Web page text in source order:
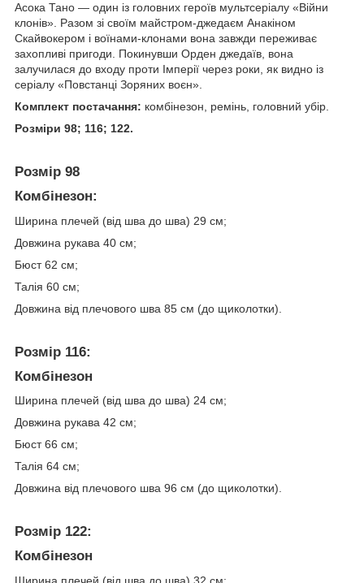
Асока Тано — один із головних героїв мультсеріалу «Війни
клонів». Разом зі своїм майстром-джедаєм Анакіном
Скайвокером і воїнами-клонами вона завжди переживає
захопливі пригоди. Покинувши Орден джедаїв, вона
залучилася до входу проти Імперії через роки, як видно із
серіалу «Повстанці Зоряних воєн».
Комплект постачання: комбінезон, ремінь, головний убір.
Розміри 98; 116; 122.
Розмір 98
Комбінезон:
Ширина плечей (від шва до шва) 29 см;
Довжина рукава 40 см;
Бюст 62 см;
Талія 60 см;
Довжина від плечового шва 85 см (до щиколотки).
Розмір 116:
Комбінезон
Ширина плечей (від шва до шва) 24 см;
Довжина рукава 42 см;
Бюст 66 см;
Талія 64 см;
Довжина від плечового шва 96 см (до щиколотки).
Розмір 122:
Комбінезон